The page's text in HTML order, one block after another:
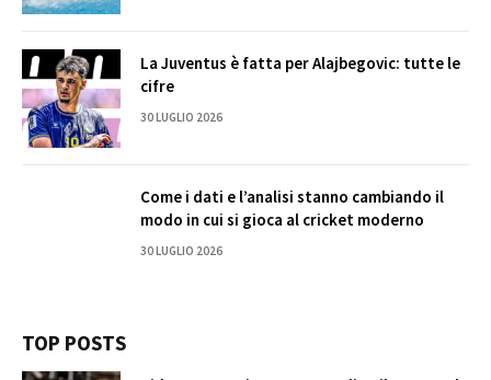
La Juventus è fatta per Alajbegovic: tutte le
cifre
30 LUGLIO 2026
Come i dati e l’analisi stanno cambiando il
modo in cui si gioca al cricket moderno
30 LUGLIO 2026
TOP POSTS